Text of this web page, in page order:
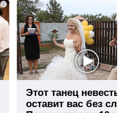
Этот танец невесты
оставит вас без